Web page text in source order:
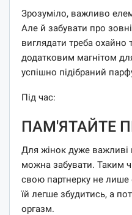
Зрозуміло, важливо
Але й забувати про
виглядати треба охайно
додатковим магнітом
успішно підібраний
Під час:
ПАМ'ЯТАЙТЕ
Для жінок дуже важливі
можна забувати. Таким
свою партнерку не лише
їй легше збудитись, а
оргазм.